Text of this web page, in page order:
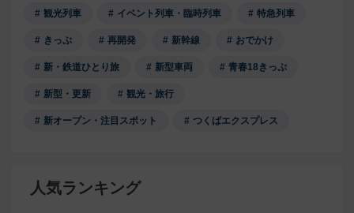
観光列車 イベント列車・臨時列車 特急列車
きっぷ 再開発 新幹線 おでかけ
新・鉄道ひとり旅 新型車両 青春18きっぷ
新型・更新 観光・旅行
新オープン・注目スポット つくばエクスプレス
人気ランキング